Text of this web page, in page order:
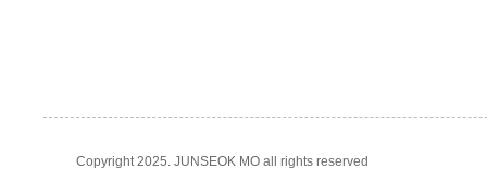
Copyright 2025. JUNSEOK MO all rights reserved